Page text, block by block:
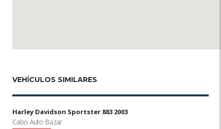
VEHÍCULOS SIMILARES
Harley Davidson Sportster 883 2003
Cabo Auto Bazar